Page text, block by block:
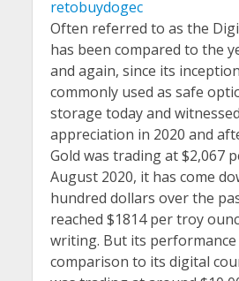
retobuydogec
Often referred to as the
has been compared to the
and again, since its
commonly used as safe
storage today and
appreciation in 2020 and
Gold was trading at $2,067
August 2020, it has come
hundred dollars over the
reached $1814 per troy
writing. But its performance
comparison to its digital